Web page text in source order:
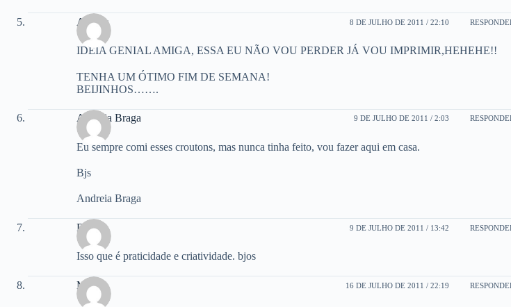
Andréa 8 DE JULHO DE 2011 / 22:10
IDEIA GENIAL AMIGA, ESSA EU NÃO VOU PERDER JÁ VOU IMPRIMIR,HEHEHE!!
TENHA UM ÓTIMO FIM DE SEMANA!
BEIJINHOS…….
Andreia Braga 9 DE JULHO DE 2011 / 2:03
Eu sempre comi esses croutons, mas nunca tinha feito, vou fazer aqui em casa.
Bjs
Andreia Braga
Diana 9 DE JULHO DE 2011 / 13:42
Isso que é praticidade e criatividade. bjos
Marta 16 DE JULHO DE 2011 / 22:19